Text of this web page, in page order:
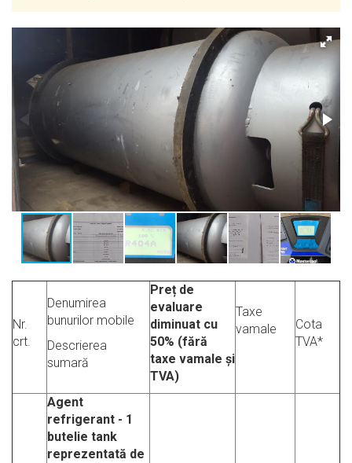
Nr.
crt.
Denumirea
bunurilor mobile
Descrierea
sumară
Preț de
evaluare
diminuat cu
50% (fără
taxe vamale și
TVA)
Taxe
vamale
Cota
TVA*
Agent
refrigerant - 1
butelie tank
reprezentată de